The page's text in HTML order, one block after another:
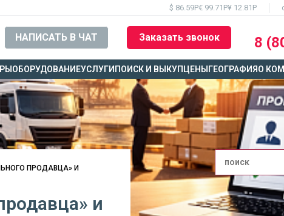
$ 86.59Р€ 99.71Р¥ 12.81Р
НАПИСАТЬ В ЧАТ Заказать звонок 8
ОБОРУДОВАНИЕУСЛУГИ ПОИСК И ВЫКУП ЦЕНЫ ГЕОГРАФИЯО
ПРОДАВЦА» И
и